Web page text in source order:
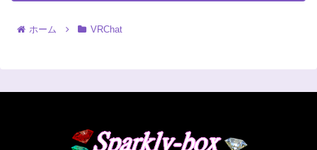
ホーム VRChat